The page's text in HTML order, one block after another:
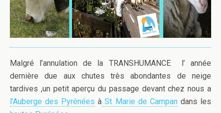
Malgré l’annulation de la TRANSHUMANCE l’ année
dernière due aux chutes très abondantes de neige
tardives ,un petit aperçu du passage devant chez nous a
l’Auberge des Pyrénées à St Marie de Campandans les